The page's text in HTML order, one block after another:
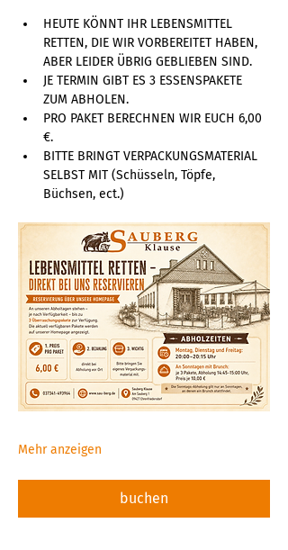
HEUTE KÖNNT IHR LEBENSMITTEL
RETTEN, DIE WIR VORBEREITET HABEN,
ABER LEIDER ÜBRIG GEBLIEBEN SIND.
JE TERMIN GIBT ES 3 ESSENSPAKETE
ZUM ABHOLEN.
PRO PAKET BERECHNEN WIR EUCH 6,00
€.
BITTE BRINGT VERPACKUNGSMATERIAL
SELBST MIT (Schüsseln, Töpfe,
Büchsen, ect.)
Mehr anzeigen
buchen